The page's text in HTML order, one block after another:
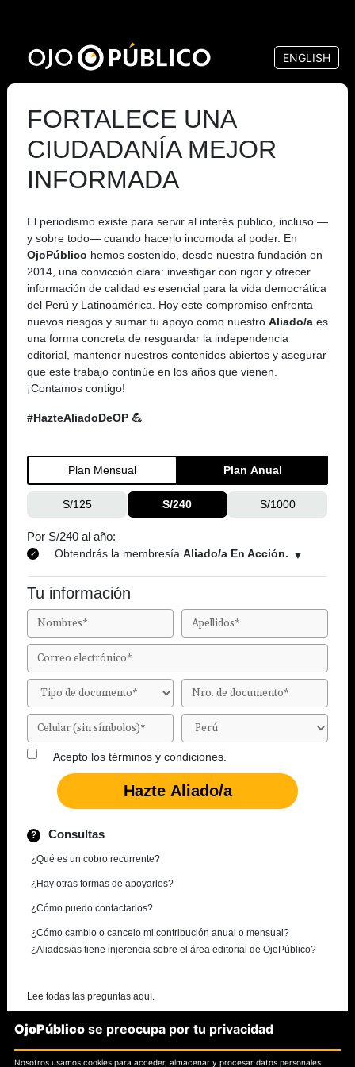
contenido
principal
ENGLISH
FORTALECE UNA
CIUDADANÍA MEJOR
INFORMADA
El periodismo existe para servir al interés público, incluso —
y sobre todo— cuando hacerlo incomoda al poder. En
OjoPúblico hemos sostenido, desde nuestra fundación en
2014, una convicción clara: investigar con rigor y ofrecer
información de calidad es esencial para la vida democrática
del Perú y Latinoamérica. Hoy este compromiso enfrenta
nuevos riesgos y sumar tu apoyo como nuestro Aliado/a es
una forma concreta de resguardar la independencia
editorial, mantener nuestros contenidos abiertos y asegurar
que este trabajo continúe en los años que vienen.
¡Contamos contigo!
#HazteAliadoDeOP 💪
Plan Mensual Plan Anual
S/125 S/240 S/1000
Por S/240 al año:
Obtendrás la membresía Aliado/a En Acción.
Tu información
Acepto los términos y condiciones.
Consultas
¿Qué es un cobro recurrente?
¿Hay otras formas de apoyarlos?
¿Cómo puedo contactarlos?
¿Cómo cambio o cancelo mi contribución anual o mensual?
¿Aliados/as tiene injerencia sobre el área editorial de OjoPúblico?
Lee todas las preguntas aquí.
¿Necesitas más información?
OjoPúblico se preocupa por tu privacidad
Nosotros usamos cookies para acceder, almacenar y procesar datos personales